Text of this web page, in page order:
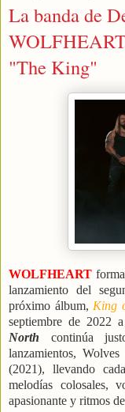
La banda de
"The King"
WOLFHEART
lanzamiento del
próximo álbum,King
septiembre de 2022
North continúa
lanzamientos,
(2021), llevando
melodías colosales,
apasionante y ritmos